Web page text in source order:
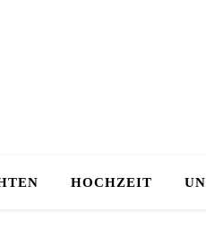
HOCHZEIT